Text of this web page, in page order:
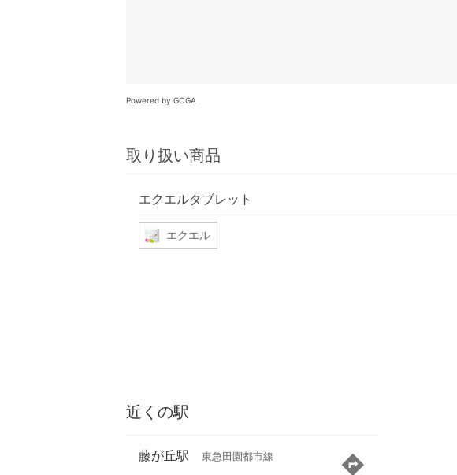
Powered by GOGA
取り扱い商品
エクエルタブレット
エクエル
近くの駅
藤が丘駅 東急田園都市線